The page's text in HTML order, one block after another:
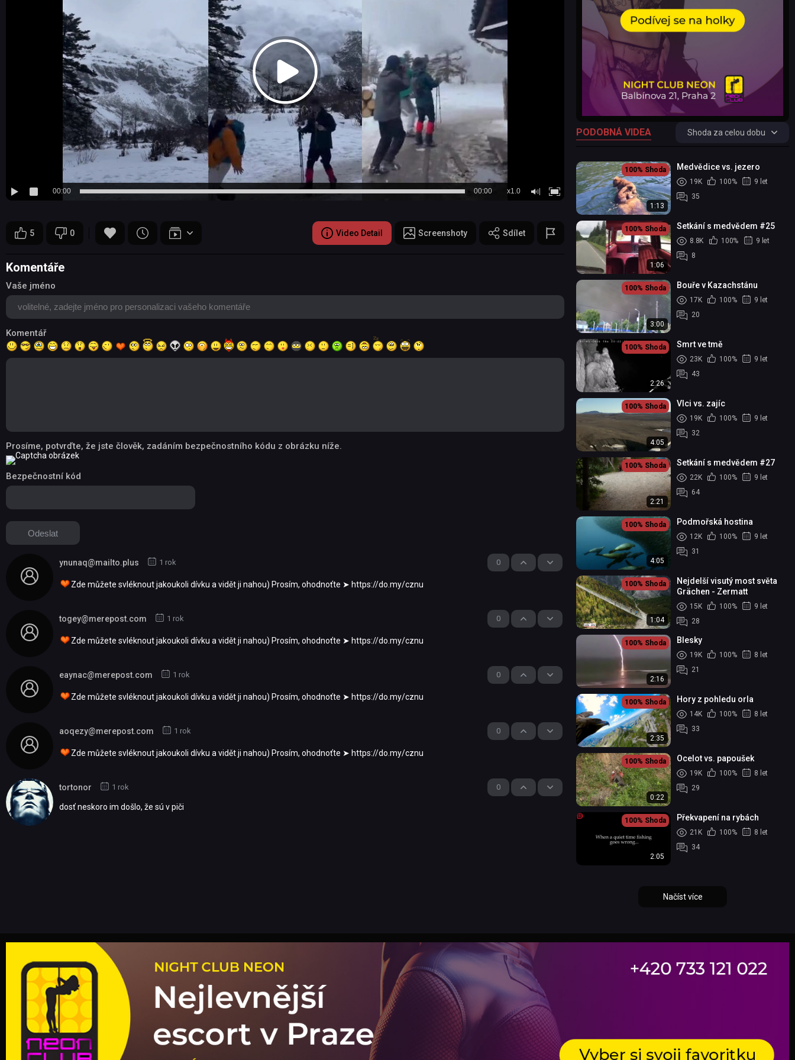
00:00 x1.0
00:00
5 0 Video Detail Screenshoty Sdílet
Komentáře
Vaše jméno
Komentář
Prosíme, potvrďte, že jste člověk, zadáním bezpečnostního kódu z obrázku níže.
Bezpečnostní kód
0
ynunaq@mailto.plus 1 rok
Zde můžete svléknout jakoukoli dívku a vidět ji nahou) Prosím, ohodnoťte ➤ https://do.my/cznu
0
togey@merepost.com 1 rok
Zde můžete svléknout jakoukoli dívku a vidět ji nahou) Prosím, ohodnoťte ➤ https://do.my/cznu
0
eaynac@merepost.com 1 rok
Zde můžete svléknout jakoukoli dívku a vidět ji nahou) Prosím, ohodnoťte ➤ https://do.my/cznu
0
aoqezy@merepost.com 1 rok
Zde můžete svléknout jakoukoli dívku a vidět ji nahou) Prosím, ohodnoťte ➤ https://do.my/cznu
0
tortonor 1 rok
dosť neskoro im došlo, že sú v piči
PODOBNÁ VIDEA Shoda za celou dobu
100% Shoda
1:13
Medvědice vs. jezero
19K 100%
9 let
35
100% Shoda
1:06
Setkání s medvědem #25
8.8K 100%
9 let
8
100% Shoda
3:00
Bouře v Kazachstánu
17K 100%
9 let
20
100% Shoda
2:26
Smrt ve tmě
23K 100%
9 let
43
100% Shoda
4:05
Vlci vs. zajíc
19K 100%
9 let
32
100% Shoda
2:21
Setkání s medvědem #27
22K 100%
9 let
64
100% Shoda
4:05
Podmořská hostina
12K 100%
9 let
31
100% Shoda
1:04
Nejdelší visutý most světa
Grächen - Zermatt
15K 100%
9 let
28
100% Shoda
2:16
Blesky
19K 100%
8 let
21
100% Shoda
2:35
Hory z pohledu orla
14K 100%
8 let
33
100% Shoda
0:22
Ocelot vs. papoušek
19K 100%
8 let
29
100% Shoda
2:05
Překvapení na rybách
21K 100%
8 let
34
Načíst více